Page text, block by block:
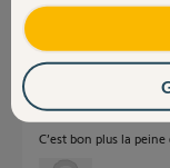
C’est bon plus la